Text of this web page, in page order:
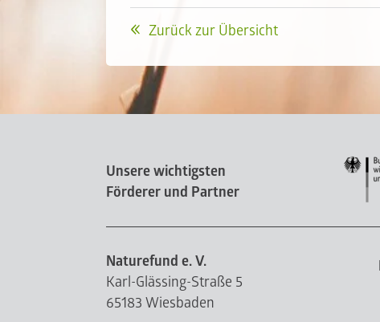
Zurück zur Übersicht
Unsere wichtigsten
Förderer und Partner
Naturefund e. V.
Karl-Glässing-Straße 5
65183 Wiesbaden